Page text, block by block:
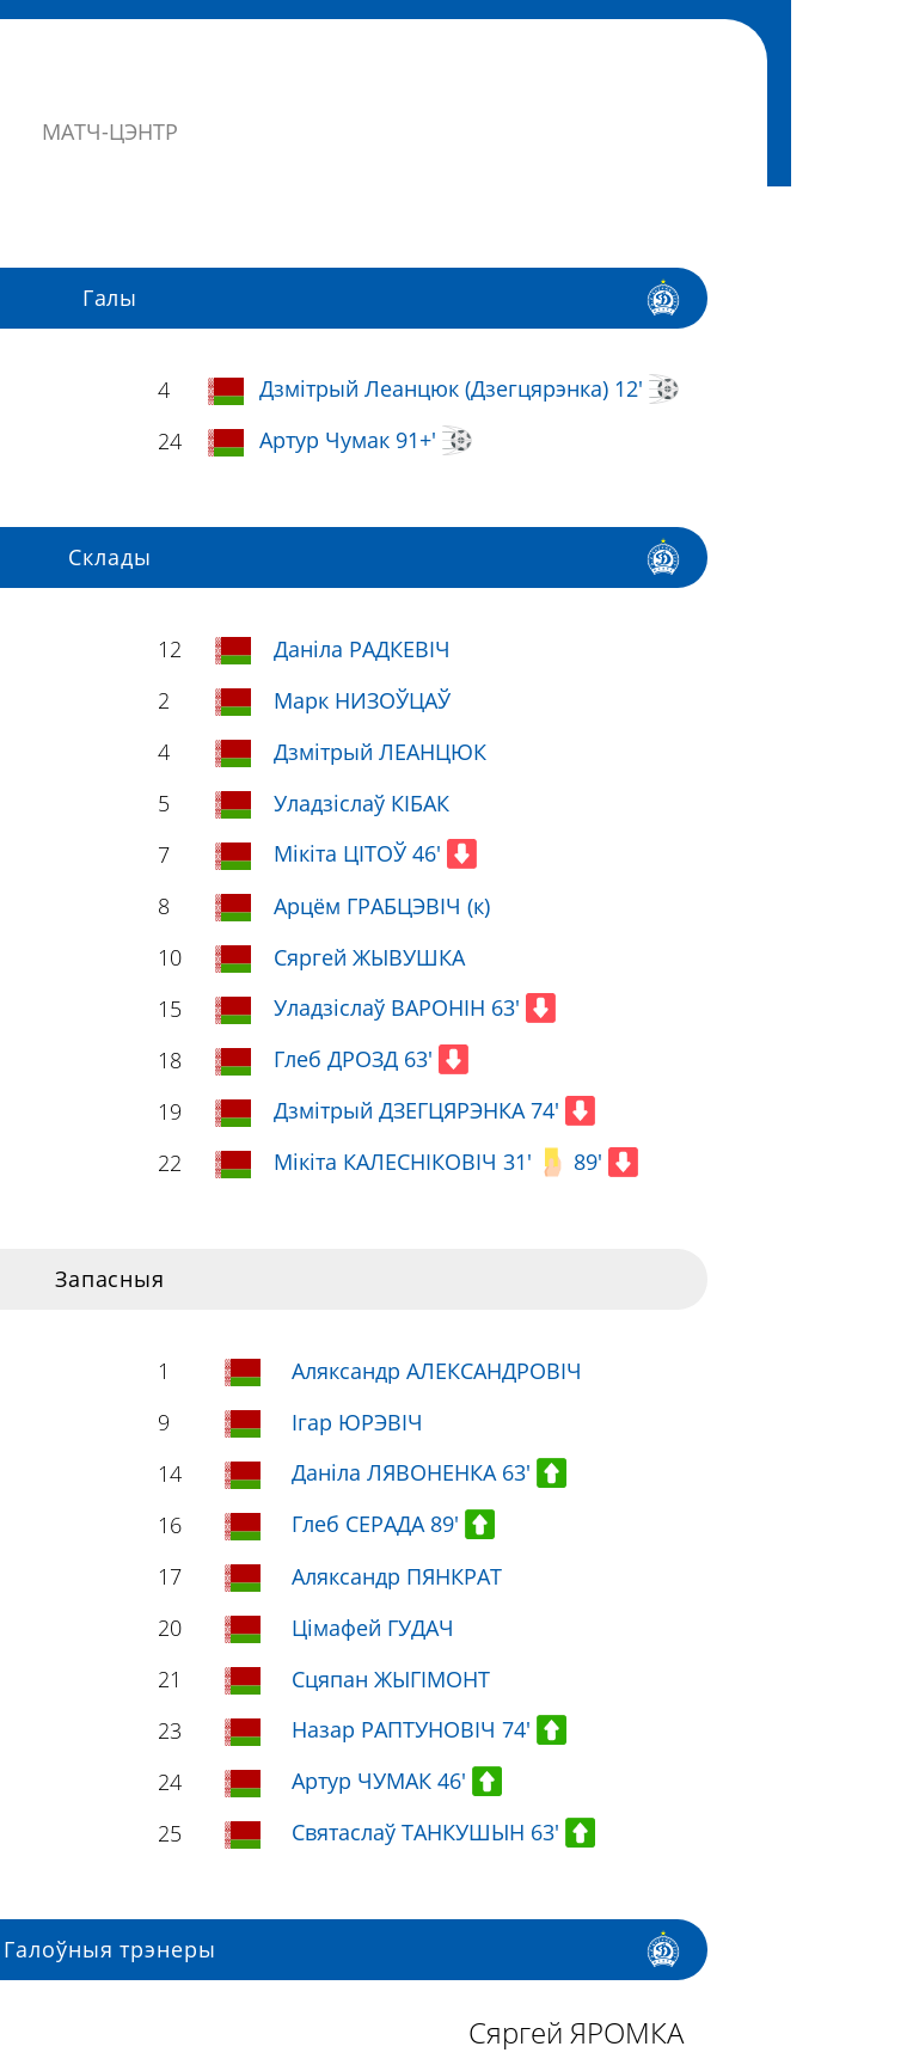
МАТЧ-ЦЭНТР
Галы
4
Дзмітрый Леанцюк (Дзегцярэнка) 12'
24
Артур Чумак 91+'
Склады
12
Даніла РАДКЕВІЧ
2
Марк НИЗОЎЦАЎ
4
Дзмітрый ЛЕАНЦЮК
5
Уладзіслаў КІБАК
7
Мікіта ЦІТОЎ 46'
8
Арцём ГРАБЦЭВІЧ (к)
10
Сяргей ЖЫВУШКА
15
Уладзіслаў ВАРОНІН 63'
18
Глеб ДРОЗД 63'
19
Дзмітрый ДЗЕГЦЯРЭНКА 74'
22
Мікіта КАЛЕСНІКОВІЧ 31' 89'
Запасныя
1
Аляксандр АЛЕКСАНДРОВІЧ
9
Ігар ЮРЭВІЧ
14
Даніла ЛЯВОНЕНКА 63'
16
Глеб СЕРАДА 89'
17
Аляксандр ПЯНКРАТ
20
Цімафей ГУДАЧ
21
Сцяпан ЖЫГІМОНТ
23
Назар РАПТУНОВІЧ 74'
24
Артур ЧУМАК 46'
25
Святаслаў ТАНКУШЫН 63'
Галоўныя трэнеры
Сяргей ЯРОМКА